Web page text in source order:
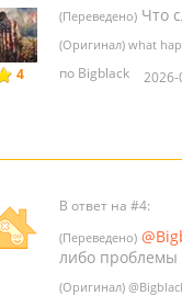
4
(Переведено) Что
(Оригинал) what
по Bigblack 2026-
В ответ на #4:
(Переведено)
либо проблемы
(Оригинал)